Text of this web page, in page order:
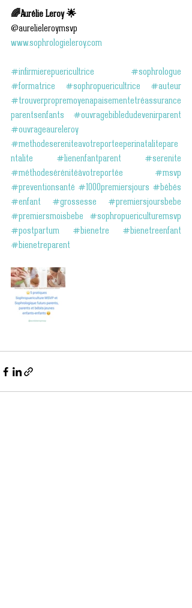
🌈Aurélie Leroy 🌟
@aurelieleroymsvp
www.sophrologieleroy.com
#infirmierepuericultrice
#sophrologue
#formatrice
#sophropuericultrice
#auteur
#trouverpropremoyenapaisementetréassurance
parentsenfants
#ouvragebibledudevenirparent
#ouvrageaureleroy
#methodesereniteavotreporteeperinatalitepare
ntalite
#lienenfantparent
#serenite
#méthodesérénitéàvotreportée
#msvp
#preventionsanté #1000premiersjours #bébés
#enfant
#grossesse
#premiersjoursbebe
#premiersmoisbebe
#sophropuericulturemsvp
#postpartum
#bienetre
#bienetreenfant
#bienetreparent